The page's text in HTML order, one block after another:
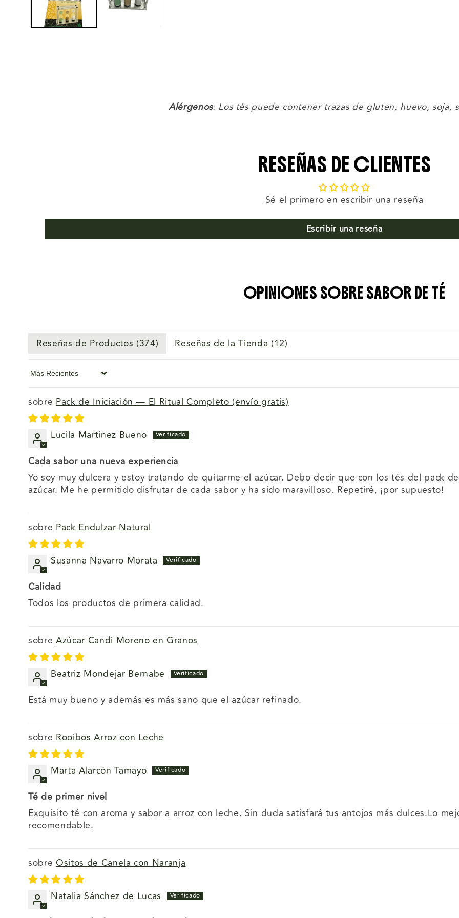
Alérgenos: Los tés puede contener trazas de gluten, huevo, soja,
RESEÑAS DE CLIENTES
Sé el primero en escribir una reseña
Escribir una reseña
OPINIONES SOBRE SABOR DE TÉ
Reseñas de Productos (374) Reseñas de la Tienda (12)
Sort by
Pack de Iniciación — El Ritual Completo (envío gratis)
Lucila Martinez Bueno
Cada sabor una nueva experiencia
Yo soy muy dulcera y estoy tratando de quitarme el azúcar. Debo decir que con los tés del pack
azúcar. Me he permitido disfrutar de cada sabor y ha sido maravilloso. Repetiré, ¡por supuesto!
Pack Endulzar Natural
Susanna Navarro Morata
Calidad
Todos los productos de primera calidad.
Azúcar Candi Moreno en Granos
Beatriz Mondejar Bernabe
Está muy bueno y además es más sano que el azúcar refinado.
Rooibos Arroz con Leche
Marta Alarcón Tamayo
Té de primer nivel
Exquisito té con aroma y sabor a arroz con leche. Sin duda satisfará tus antojos más dulces.Lo
recomendable.
Ositos de Canela con Naranja
Natalia Sánchez de Lucas